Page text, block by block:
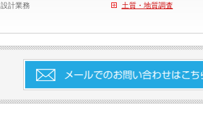
設計業務
土質・地質調査